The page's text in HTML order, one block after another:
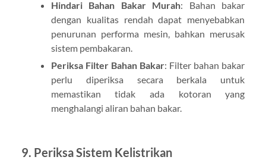
Hindari Bahan Bakar Murah: Bahan bakar
dengan kualitas rendah dapat menyebabkan
penurunan performa mesin, bahkan merusak
sistem pembakaran.
Periksa Filter Bahan Bakar: Filter bahan bakar
perlu diperiksa secara berkala untuk
memastikan tidak ada kotoran yang
menghalangi aliran bahan bakar.
9. Periksa Sistem Kelistrikan